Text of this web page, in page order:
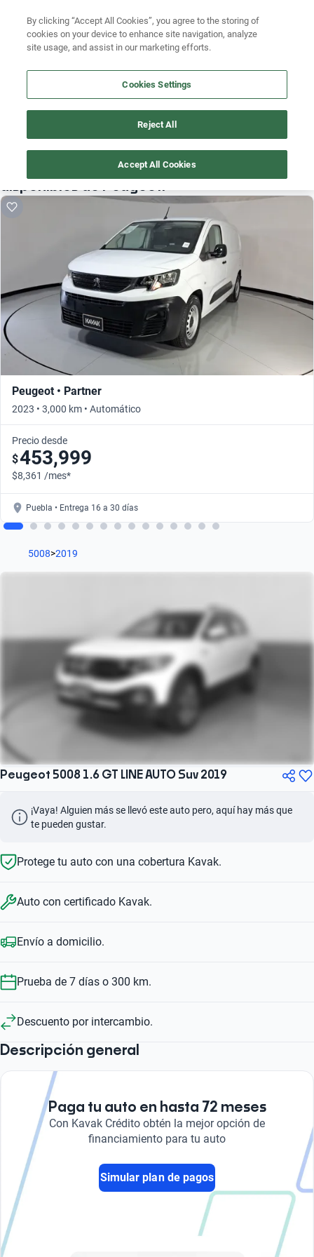
Ubicación
Busca por modelo
Busca por versión
Busca por año
Busca por versión
¡Vaya! Alguien más se llevó este auto pero, aquí hay más que
¡Descubre otros modelos que tenemos
disponibles de Peugeot!
Peugeot • Partner
2023 • 3,000 km • Automático
Precio desde
$453,999
$8,361 /mes*
Puebla • Entrega 16 a 30 días
5008>2019
Peugeot 5008 1.6 GT LINE AUTO Suv 2019
¡Vaya! Alguien más se llevó este auto pero, aquí hay más que
te pueden gustar.
Protege tu auto con una cobertura Kavak.
Auto con certificado Kavak.
Envío a domicilio.
Prueba de 7 días o 300 km.
Descuento por intercambio.
Descripción general
Paga tu auto en hasta 72 meses
Con Kavak Crédito obtén la mejor opción de
financiamiento para tu auto
Simular plan de pagos
By clicking “Accept All Cookies”, you agree to the storing of
cookies on your device to enhance site navigation, analyze
site usage, and assist in our marketing efforts.
Cookies Settings
Reject All
Accept All Cookies